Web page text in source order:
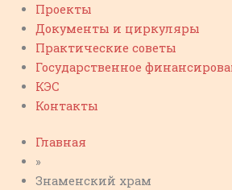
Проекты
Документы и циркуляры
Практические советы
Государственное
КЭС
Контакты
Главная
»
Знаменский храм